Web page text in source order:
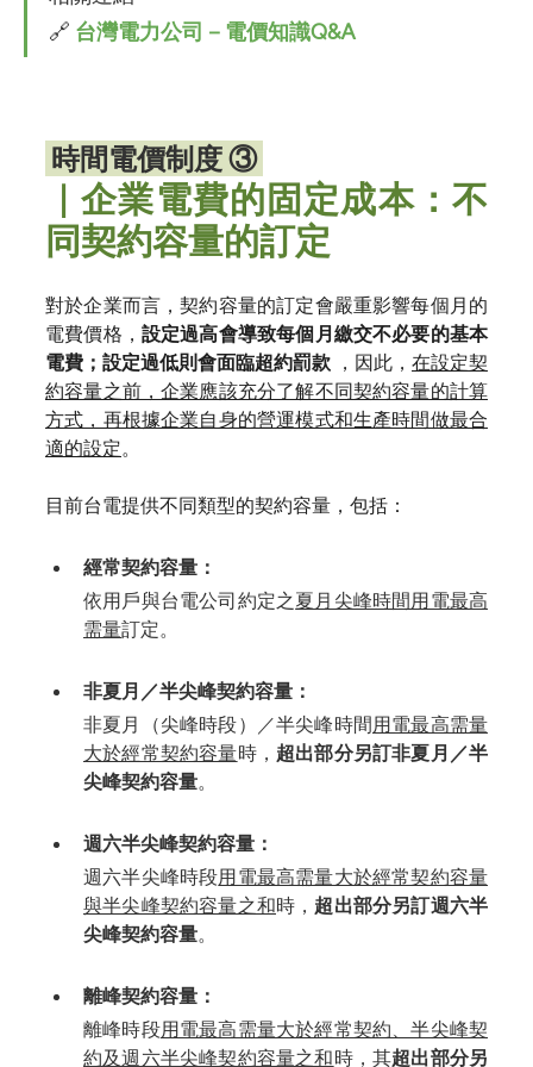
🔗 台灣電力公司－電價知識Q&A
時間電價制度 ③
｜企業電費的固定成本：不
同契約容量的訂定
對於企業而言，契約容量的訂定會嚴重影響每個月的
電費價格， 設定過高會導致每個月繳交不必要的基本
電費；設定過低則會面臨超約罰款 ，因此， 在設定契
約容量之前，企業應該充分了解不同契約容量的計算
方式，再根據企業自身的營運模式和生產時間做最合
適的設定。
目前台電提供不同類型的契約容量，包括：
經常契約容量：
依用戶與台電公司約定之夏月尖峰時間用電最高
需量訂定。
非夏月／半尖峰契約容量：
非夏月（尖峰時段）／半尖峰時間用電最高需量
大於經常契約容量時， 超出部分另訂非夏月／半
尖峰契約容量。
週六半尖峰契約容量：
週六半尖峰時段用電最高需量大於經常契約容量
與半尖峰契約容量之和時， 超出部分另訂週六半
尖峰契約容量。
離峰契約容量：
離峰時段用電最高需量大於經常契約、半尖峰契
約及週六半尖峰契約容量之和時，其超出部分另